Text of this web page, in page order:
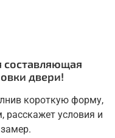
составляющая
двери!
короткую форму,
расскажет условия и